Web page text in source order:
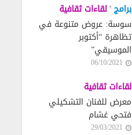
برامج•لقاءات ثقافية
سوسة: عروض متنوعة في
تظاهرة “أكتوبر
الموسيقي”
06/10/2021
لقاءات ثقافية
معرض للفنان التشكيلي
فتحي غشام
29/03/2021